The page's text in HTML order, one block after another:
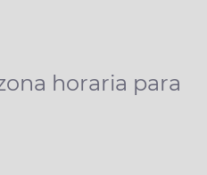
horaria para